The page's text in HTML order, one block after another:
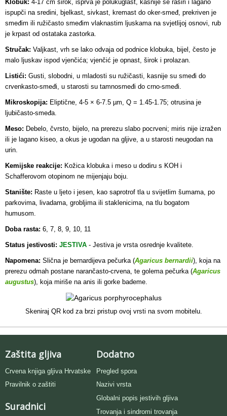
Klobuk: 4-17 cm širok, isprva je polukuglast, kasnije se raširi i lagano
ispupči na sredini, bjelkast, sivkast, kremast do oker-smeđ, prekriven je
smeđim ili ružičasto smeđim vlaknastim ljuskama na svjetlijoj osnovi, rub
je krpast od ostataka zastorka.
Stručak: Valjkast, vrh se lako odvaja od podnice klobuka, bijel, često je
malo ljuskav ispod vjenčića; vjenčić je opnast, širok i prolazan.
Listići: Gusti, slobodni, u mladosti su ružičasti, kasnije su smeđi do
crvenkasto-smeđi, u starosti su tamnosmeđi do crno-smeđi.
Mikroskopija: Eliptične, 4-5 × 6-7.5 µm, Q = 1.45-1.75; otrusina je
ljubičasto-smeđa.
Meso: Debelo, čvrsto, bijelo, na prerezu slabo pocrveni; miris nije izražen
ili je lagano kiseo, a okus je ugodan na gljive, a u starosti neugodan na
urin.
Kemijske reakcije: Kožica klobuka i meso u dodiru s KOH i
Schafferovom otopinom ne mijenjaju boju.
Stanište: Raste u ljeto i jesen, kao saprotrof tla u svijetlim šumama, po
parkovima, livadama, grobljima ili staklenicima, na tlu bogatom
humusom.
Doba rasta: 6, 7, 8, 9, 10, 11
Status jestivosti: JESTIVA - Jestiva je vrsta osrednje kvalitete.
Napomena: Slična je bernardijeva pečurka (Agaricus bernardii), koja na
prerezu odmah postane narančasto-crvena, te golema pečurka (Agaricus
augustus), koja miriše na anis ili gorke bademe.
Skeniraj QR kod za brzi pristup ovoj vrsti na svom mobitelu.
Zaštita gljiva
Crvena knjiga gljiva Hrvatske
Pravilnik o zaštiti
Suradnici
Dodatno
Pregled spora
Nazivi vrsta
Globalni popis jestivih gljiva
Trovanja i sindromi trovanja